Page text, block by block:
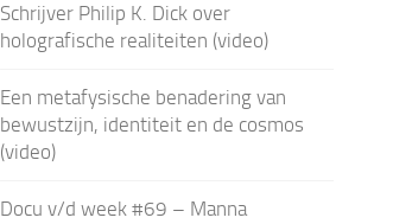
Schrijver Philip K. Dick over
holografische realiteiten (video)
Een metafysische benadering van
bewustzijn, identiteit en de cosmos
(video)
Docu v/d week #69 – Manna